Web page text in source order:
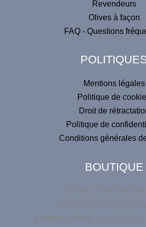
Revendeurs
Olives à façon
FAQ - Questions
Mentions légales
Politique de
Droit de
Politique de
Conditions générales
BOUTIQUE
10 avenue de
13520 Maussane-Les-
Lundi au Jeudi : 8h-12h30 et